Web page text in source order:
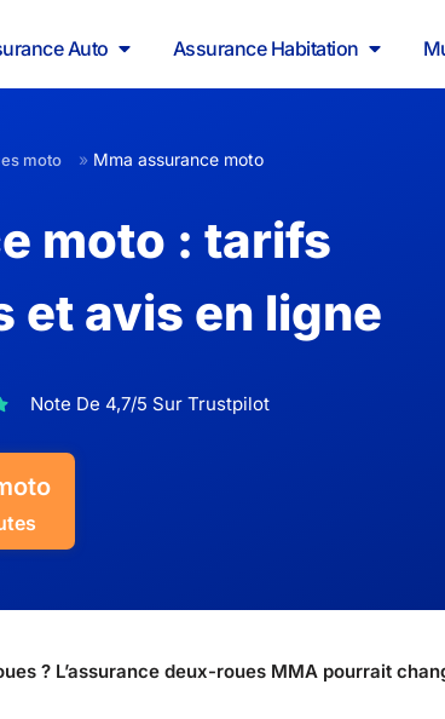
Auto Assurance Habitation
moto » Mma assurance moto
moto : tarifs
et avis en ligne
Note De 4,7/5 Sur Trustpilot
? L’assurance deux-roues MMA pourrait